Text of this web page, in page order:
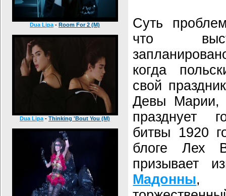
Dua Lipa - Room For 2 (M)
Dua Lipa - Thinking 'Bout You (M)
Суть
что
когда
свой
Девы Марии,
празднует
битвы 1920
блоге Лех
призывает
Мадонны,